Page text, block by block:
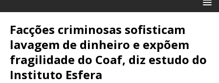
Facções criminosas sofisticam
lavagem de dinheiro e expõem
fragilidade do Coaf, diz estudo do
Instituto Esfera